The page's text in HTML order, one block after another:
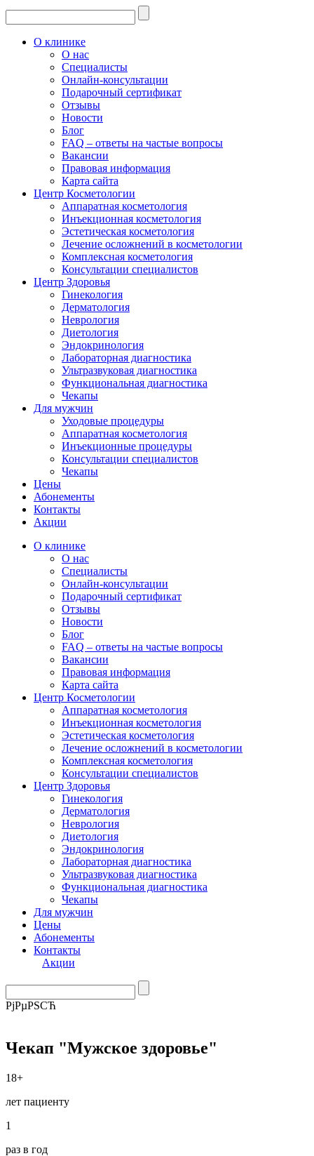
О клинике
О нас
Специалисты
Онлайн-консультации
Подарочный сертификат
Отзывы
Новости
Блог
FAQ – ответы на частые вопросы
Вакансии
Правовая информация
Карта сайта
Центр Косметологии
Аппаратная косметология
Инъекционная косметология
Эстетическая косметология
Лечение осложнений в косметологии
Комплексная косметология
Консультации специалистов
Центр Здоровья
Гинекология
Дерматология
Неврология
Диетология
Эндокринология
Лабораторная диагностика
Ультразвуковая диагностика
Функциональная диагностика
Чекапы
Для мужчин
Уходовые процедуры
Аппаратная косметология
Инъекционные процедуры
Консультации специалистов
Чекапы
Цены
Абонементы
Контакты
Акции
О клинике
О нас
Специалисты
Онлайн-консультации
Подарочный сертификат
Отзывы
Новости
Блог
FAQ – ответы на частые вопросы
Вакансии
Правовая информация
Карта сайта
Центр Косметологии
Аппаратная косметология
Инъекционная косметология
Эстетическая косметология
Лечение осложнений в косметологии
Комплексная косметология
Консультации специалистов
Центр Здоровья
Гинекология
Дерматология
Неврология
Диетология
Эндокринология
Лабораторная диагностика
Ультразвуковая диагностика
Функциональная диагностика
Чекапы
Для мужчин
Цены
Абонементы
Контакты
Акции
РјРµРЅСЋ
Чекап "Мужское здоровье"
18+
лет пациенту
1
раз в год